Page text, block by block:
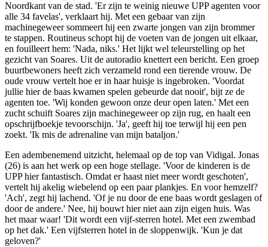
Noordkant van de stad. 'Er zijn te weinig nieuwe UPP agenten voor
alle 34 favelas', verklaart hij. Met een gebaar van zijn
machinegeweer sommeert hij een zwarte jongen van zijn brommer
te stappen. Routineus schopt hij de voeten van de jongen uit elkaar,
en fouilleert hem: 'Nada, niks.' Het lijkt wel teleurstelling op het
gezicht van Soares. Uit de autoradio knettert een bericht. Een groep
buurtbewoners heeft zich verzameld rond een tierende vrouw. De
oude vrouw vertelt hoe er in haar huisje is ingebroken. 'Voordat
jullie hier de baas kwamen spelen gebeurde dat nooit', bijt ze de
agenten toe. 'Wij konden gewoon onze deur open laten.' Met een
zucht schuift Soares zijn machinegeweer op zijn rug, en haalt een
opschrijfboekje tevoorschijn. 'Ja', geeft hij toe terwijl hij een pen
zoekt. 'Ik mis de adrenaline van mijn bataljon.'
Een adembenemend uitzicht, helemaal op de top van Vidigal. Jonas
(26) is aan het werk op een hoge stellage. 'Voor de kinderen is de
UPP hier fantastisch. Omdat er haast niet meer wordt geschoten',
vertelt hij akelig wiebelend op een paar plankjes. En voor hemzelf?
'Ach', zegt hij lachend. 'Of je nu door de ene baas wordt geslagen of
door de andere.' Nee, hij bouwt hier niet aan zijn eigen huis. Was
het maar waar! 'Dit wordt een vijf-sterren hotel. Met een zwembad
op het dak.' Een vijfsterren hotel in de sloppenwijk. 'Kun je dat
geloven?'